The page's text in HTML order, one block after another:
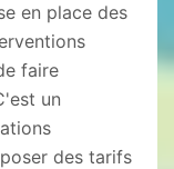
en place des
faire
un
des tarifs